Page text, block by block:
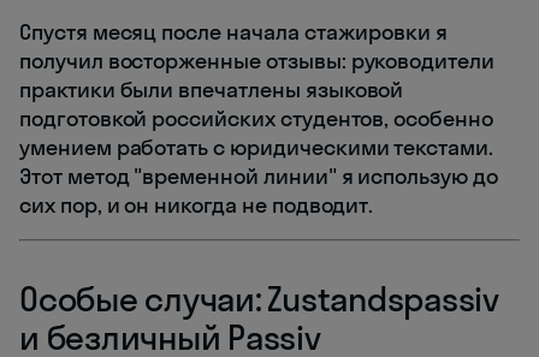
Спустя месяц после начала стажировки я
получил восторженные отзывы: руководители
практики были впечатлены языковой
подготовкой российских студентов, особенно
умением работать с юридическими текстами.
Этот метод "временной линии" я использую до
сих пор, и он никогда не подводит.
Особые случаи: Zustandspassiv
и безличный Passiv